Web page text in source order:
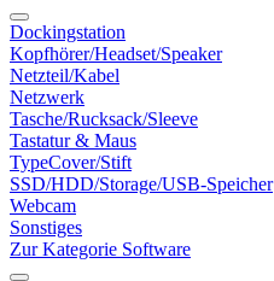
Dockingstation
Kopfhörer/Headset/Speaker
Netzteil/Kabel
Netzwerk
Tasche/Rucksack/Sleeve
Tastatur & Maus
TypeCover/Stift
SSD/HDD/Storage/USB-Speicher
Webcam
Sonstiges
Zur Kategorie Software